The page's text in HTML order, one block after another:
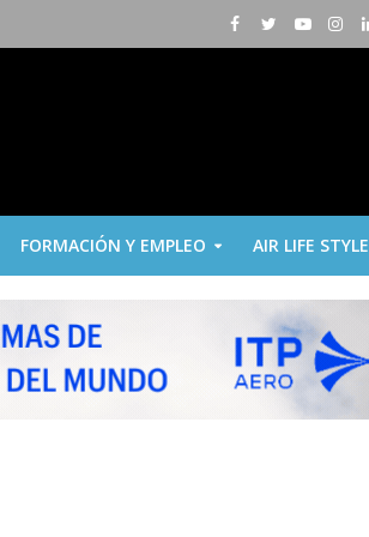
FORMACIÓN Y EMPLEO AIR LIFE STYLE